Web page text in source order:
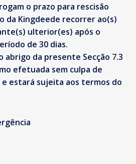
o prazo para rescisão
da Kingdeede recorrer ao(s)
ulterior(es) após o
de 30 dias.
abrigo da presente Secção 7.3
efetuada sem culpa de
estará sujeita aos termos do